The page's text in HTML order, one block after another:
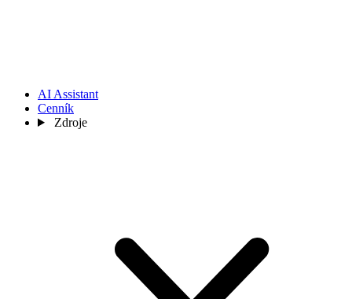
AI Assistant
Cenník
Zdroje